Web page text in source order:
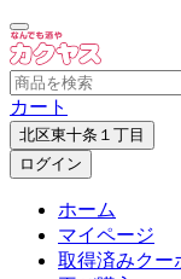
カート
北区東十条１丁目
ログイン
ホーム
マイページ
取得済みクー